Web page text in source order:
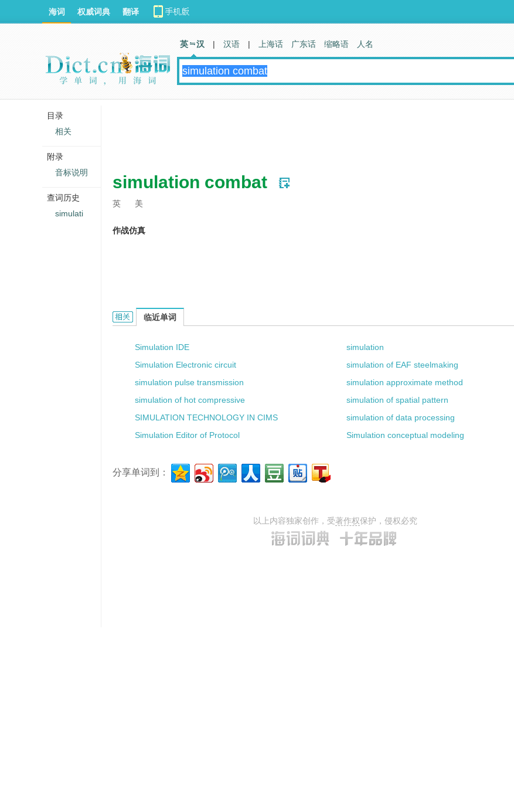
simulation combat
英 美
作战仿真
simulation combat的相关资料：
临近单词
Simulation IDE
simulation
Simulation Electronic circuit
simulation of EAF steelmaking
simulation pulse transmission
simulation approximate method
simulation of hot compressive
simulation of spatial pattern
SIMULATION TECHNOLOGY IN CIMS
simulation of data processing
Simulation Editor of Protocol
Simulation conceptual modeling
分享单词到：
以上内容独家创作，受著作权保护，侵权必究
海词 权威词典 翻译
英 汉 | 汉语 | 上海话 广东话 缩略语 人名
目录
相关
附录
音标说明
查词历史
simulati